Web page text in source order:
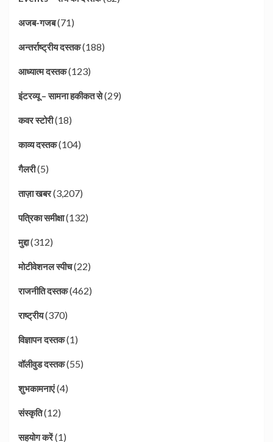
अजब-गजब(71)
अन्तर्राष्ट्रीय दस्तक(188)
आध्यात्म दस्तक(123)
इंटरव्यू – सामना हकीकत से(29)
कवर स्टोरी(18)
काव्य दस्तक(104)
गैलरी(5)
ताज़ा खबर(3,207)
पत्रिका समीक्षा(132)
मुद्दा(312)
मोटीवेशनल स्पीच(22)
राजनीति दस्तक(462)
राष्ट्रीय(370)
विज्ञापन दस्तक(1)
वॉलीवुड दस्तक(55)
शुभकामनाएं(4)
संस्कृति(12)
सहयोग करें(1)